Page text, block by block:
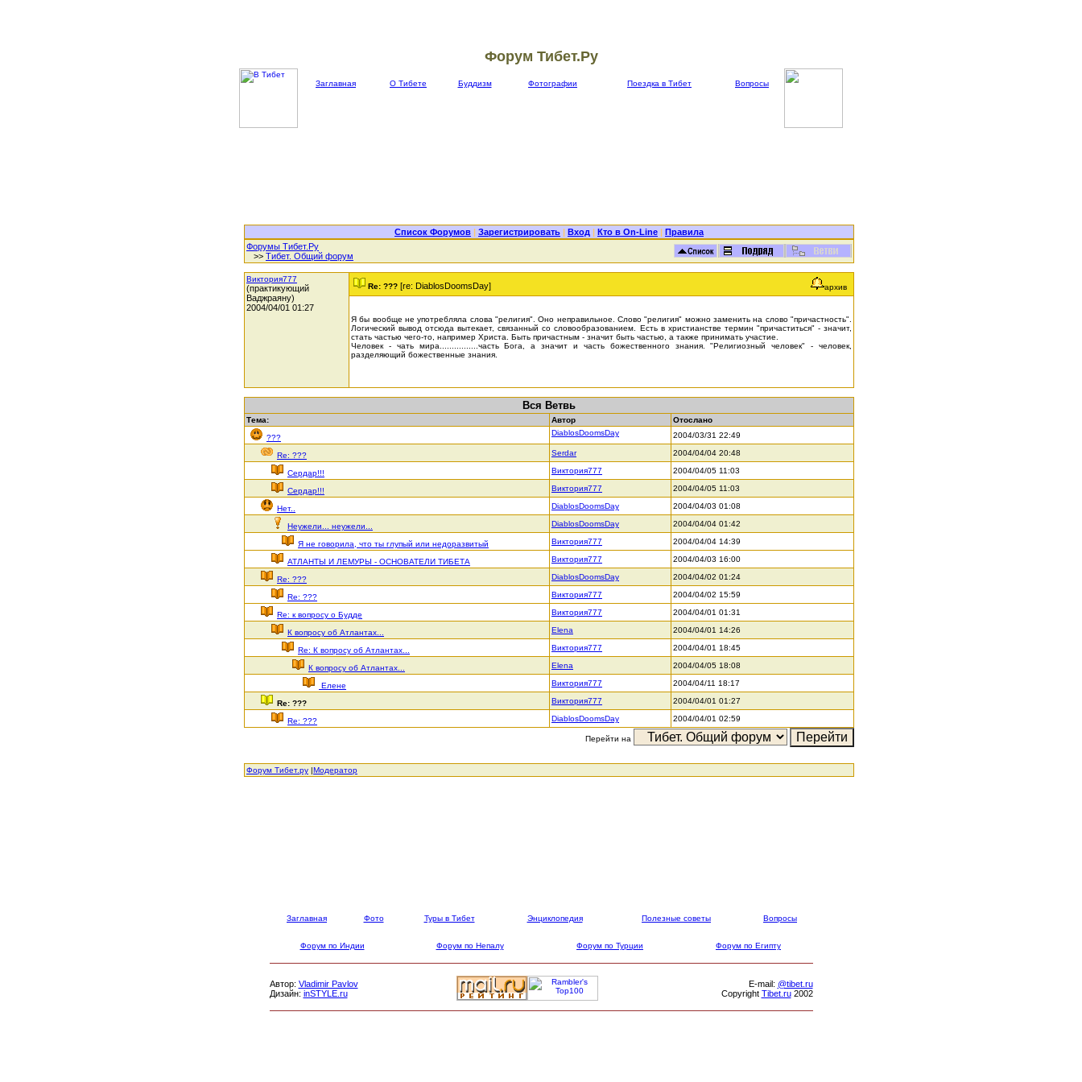
Форум Тибет.Ру
Заглавная О Тибете Буддизм Фотографии Поездка в Тибет Вопросы
Список Форумов | Зарегистрировать | Вход | Кто в On-Line | Правила
Форумы Тибет.Ру
>> Тибет. Общий форум
Виктория777
(практикующий
Ваджраяну)
2004/04/01 01:27
Re: ??? [re: DiablosDoomsDay] архив
Я бы вообще не употребляла слова "религия". Оно неправильное. Слово "религия" можно заменить на слово "причастность".
Логический вывод отсюда вытекает, связанный со словообразованием. Есть в христианстве термин "причаститься" - значит,
стать частью чего-то, например Христа. Быть причастным - значит быть частью, а также принимать участие.
Человек - чать мира................часть Бога, а значит и часть божественного знания. "Религиозный человек" - человек,
разделяющий божественные знания.
Вся Ветвь
Тема: Автор
Отослано
???
DiablosDoomsDay 2004/03/31 22:49
Re: ??? Serdar 2004/04/04 20:48
Сердар!!! Виктория777 2004/04/05 11:03
Сердар!!! Виктория777 2004/04/05 11:03
Нет.. DiablosDoomsDay 2004/04/03 01:08
Неужели... неужели... DiablosDoomsDay 2004/04/04 01:42
Я не говорила, что ты глупый или недоразвитый Виктория777 2004/04/04 14:39
АТЛАНТЫ И ЛЕМУРЫ - ОСНОВАТЕЛИ ТИБЕТА Виктория777 2004/04/03 16:00
Re: ??? DiablosDoomsDay 2004/04/02 01:24
Re: ??? Виктория777 2004/04/02 15:59
Re: к вопросу о Будде Виктория777 2004/04/01 01:31
К вопросу об Атлантах... Elena 2004/04/01 14:26
Re: К вопросу об Атлантах... Виктория777 2004/04/01 18:45
К вопросу об Атлантах... Elena 2004/04/05 18:08
Елене Виктория777 2004/04/11 18:17
Re: ??? Виктория777 2004/04/01 01:27
Re: ??? DiablosDoomsDay 2004/04/01 02:59
Перейти на
Форум Тибет.ру |Модератор
Заглавная Фото Туры в Тибет Энциклопедия Полезные советы Вопросы
Форум по Индии Форум по Непалу Форум по Турции Форум по Египту
Автор: Vladimir Pavlov
Дизайн: inSTYLE.ru
Е-mail: @tibet.ru
Copyright Tibet.ru2002